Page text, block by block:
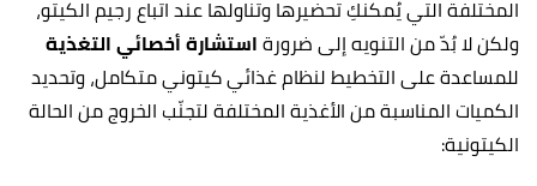
المختلفة التي يُمكنكِ تحضيرها وتناولها عند اتباع رجيم الكيتو،
ولكن لا بُدّ من التنويه إلى ضرورةاستشارة أخصائي التغذية
للمساعدة على التخطيط لنظام غذائي كيتوني متكامل، وتحديد
الكميات المناسبة من الأغذية المختلفة لتجنّب الخروج من الحالة
الكيتونية: